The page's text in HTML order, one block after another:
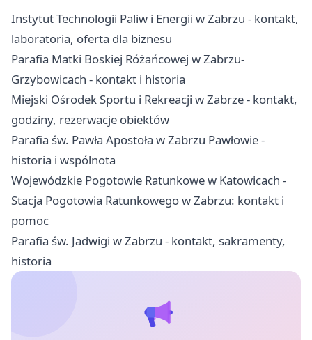
Instytut Technologii Paliw i Energii w Zabrzu - kontakt,
laboratoria, oferta dla biznesu
Parafia Matki Boskiej Różańcowej w Zabrzu-
Grzybowicach - kontakt i historia
Miejski Ośrodek Sportu i Rekreacji w Zabrze - kontakt,
godziny, rezerwacje obiektów
Parafia św. Pawła Apostoła w Zabrzu Pawłowie -
historia i wspólnota
Wojewódzkie Pogotowie Ratunkowe w Katowicach -
Stacja Pogotowia Ratunkowego w Zabrzu: kontakt i
pomoc
Parafia św. Jadwigi w Zabrzu - kontakt, sakramenty,
historia